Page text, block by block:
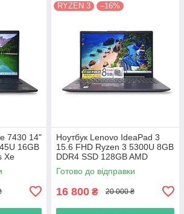
7430 14"
16GB
Xe
RYZEN 3 –16%
Ноутбук Lenovo IdeaPad 3
15.6 FHD Ryzen 3 5300U 8GB
DDR4 SSD 128GB AMD
Radeon Graphics
Готово до відправки
16 800 ₴ 20 000 ₴